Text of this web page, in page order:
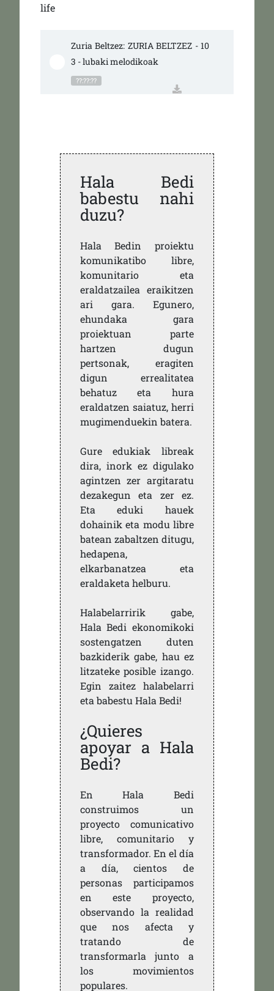
life
Zuria Beltzez: ZURIA BELTZEZ - 10
3 - lubaki melodikoak
??:??:??
Hala Bedi
babestu nahi
duzu?
Hala Bedin proiektu
komunikatibo libre,
komunitario eta
eraldatzailea eraikitzen
ari gara. Egunero,
ehundaka gara
proiektuan parte
hartzen dugun
pertsonak, eragiten
digun errealitatea
behatuz eta hura
eraldatzen saiatuz, herri
mugimenduekin batera.
Gure edukiak libreak
dira, inork ez digulako
agintzen zer argitaratu
dezakegun eta zer ez.
Eta eduki hauek
dohainik eta modu libre
batean zabaltzen ditugu,
hedapena,
elkarbanatzea eta
eraldaketa helburu.
Halabelarririk gabe,
Hala Bedi ekonomikoki
sostengatzen duten
bazkiderik gabe, hau ez
litzateke posible izango.
Egin zaitez halabelarri
eta babestu Hala Bedi!
¿Quieres
apoyar a Hala
Bedi?
En Hala Bedi
construimos un
proyecto comunicativo
libre, comunitario y
transformador. En el día
a día, cientos de
personas participamos
en este proyecto,
observando la realidad
que nos afecta y
tratando de
transformarla junto a
los movimientos
populares.